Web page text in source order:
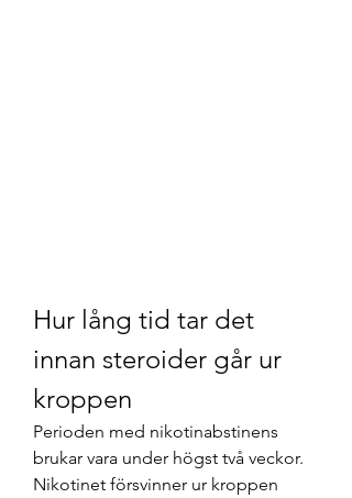
Hur lång tid tar det
innan steroider går ur
kroppen
Perioden med nikotinabstinens
brukar vara under högst två veckor.
Nikotinet försvinner ur kroppen